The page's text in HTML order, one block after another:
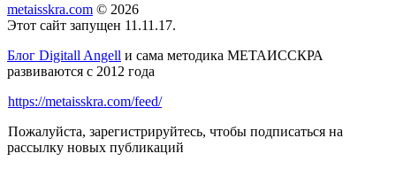
metaisskra.com © 2026
Этот сайт запущен 11.11.17.
Блог Digitall Angell и сама методика МЕТАИССКРА
развиваются с 2012 года
https://metaisskra.com/feed/
Пожалуйста, зарегистрируйтесь, чтобы подписаться на
рассылку новых публикаций